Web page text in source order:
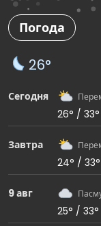
Погода
26°
Сегодня
26° / 33°
Завтра
24° / 33°
9 авг
25° / 33°